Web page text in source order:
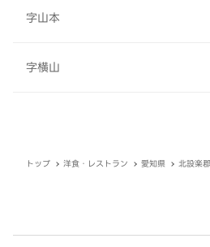
字山本
字横山
トップ 洋食・レストラン 愛知県 北設楽